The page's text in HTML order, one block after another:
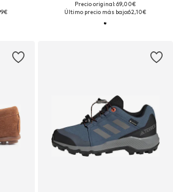
Precio original: 69,00€
Último precio más bajo:62,10€